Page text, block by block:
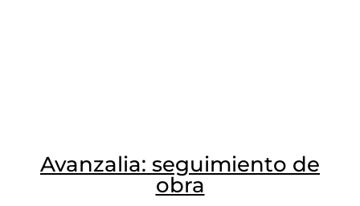
Avanzalia: seguimiento de
obra